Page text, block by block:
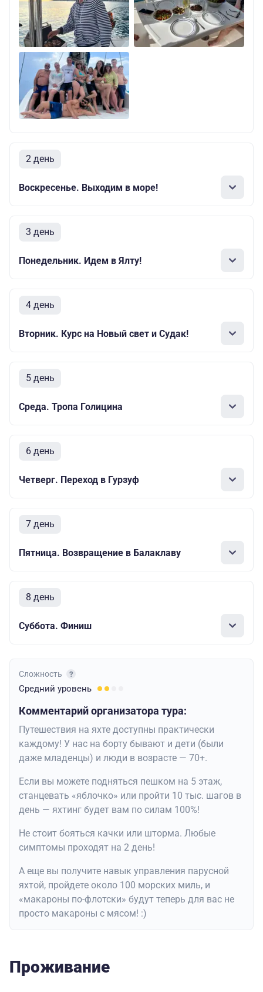
2 день
Воскресенье. Выходим в море!
3 день
Понедельник. Идем в Ялту!
4 день
Вторник. Курс на Новый свет и Судак!
5 день
Среда. Тропа Голицина
6 день
Четверг. Переход в Гурзуф
7 день
Пятница. Возвращение в Балаклаву
8 день
Суббота. Финиш
Сложность
Средний уровень
Комментарий организатора тура:
Путешествия на яхте доступны практически
каждому! У нас на борту бывают и дети (были
даже младенцы) и люди в возрасте — 70+.
Если вы можете подняться пешком на 5 этаж,
станцевать «яблочко» или пройти 10 тыс. шагов в
день — яхтинг будет вам по силам 100%!
Не стоит бояться качки или шторма. Любые
симптомы проходят на 2 день!
А еще вы получите навык управления парусной
яхтой, пройдете около 100 морских миль, и
«макароны по-флотски» будут теперь для вас не
просто макароны с мясом! :)
Проживание